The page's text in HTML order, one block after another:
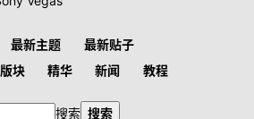
最新主题
最新贴子
块
精华 新闻 教程
搜索 搜索